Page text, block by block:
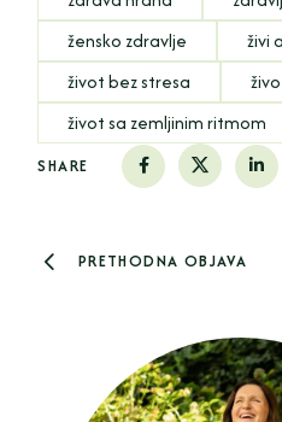
žensko zdravlje
živi
život bez stresa
život sa zemljinim ritmom
SHARE
PRETHODNA OBJAVA